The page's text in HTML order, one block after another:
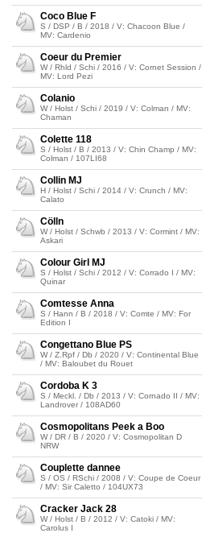
Coco Blue F
S / DSP / B / 2018 / V: Chacoon Blue /
MV: Cardenio
Coeur du Premier
W / Rhld / Schi / 2016 / V: Cornet Session /
MV: Lord Pezi
Colanio
W / Holst / Schi / 2019 / V: Colman / MV:
Chaman
Colette 118
S / Holst / B / 2013 / V: Chin Champ / MV:
Colman / 107LI68
Collin MJ
H / Holst / Schi / 2014 / V: Crunch / MV:
Calato
Cölln
W / Holst / Schwb / 2013 / V: Cormint / MV:
Askari
Colour Girl MJ
S / Holst / Schi / 2012 / V: Corrado I / MV:
Quinar
Comtesse Anna
S / Hann / B / 2018 / V: Comte / MV: For
Edition I
Congettano Blue PS
W / Z.Rpf / Db / 2020 / V: Continental Blue
/ MV: Baloubet du Rouet
Cordoba K 3
S / Meckl. / Db / 2013 / V: Cornado II / MV:
Landrover / 108AD60
Cosmopolitans Peek a Boo
W / DR / B / 2020 / V: Cosmopolitan D
NRW
Couplette dannee
S / OS / RSchi / 2008 / V: Coupe de Coeur
/ MV: Sir Caletto / 104UX73
Cracker Jack 28
W / Holst / B / 2012 / V: Catoki / MV:
Carolus I